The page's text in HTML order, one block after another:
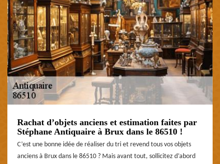
Rachat d’objets anciens et estimation faites par
Stéphane Antiquaire à Brux dans le 86510 !
C’est une bonne idée de réaliser du tri et revend tous vos objets
anciens à Brux dans le 86510 ? Mais avant tout, sollicitez d’abord